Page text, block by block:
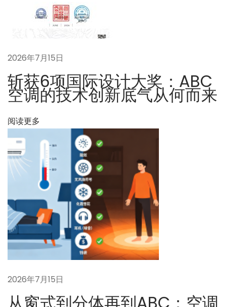
空
综
合
能
的
指
标
系
下
一
篇
文
：
喜
报
！
A
C
空
2026年7月15日
斩获6项国际设计大奖：ABC
空调的技术创新底气从何而来
阅读更多
2026年7月15日